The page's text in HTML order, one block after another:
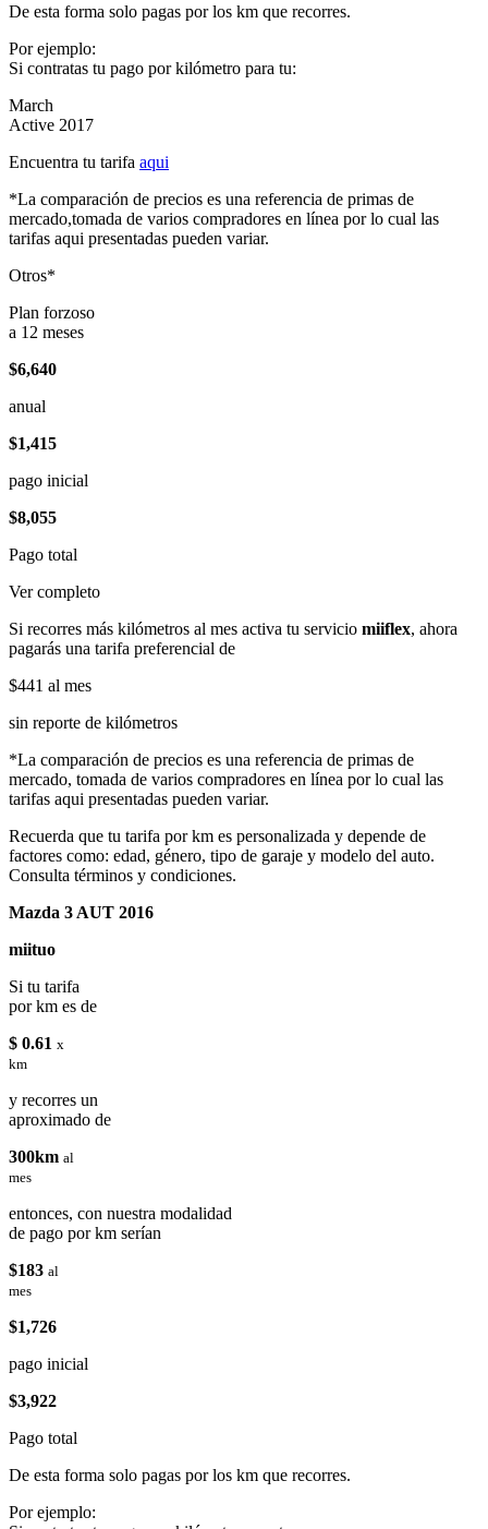
De esta forma solo pagas por los km que recorres.
Por ejemplo:
Si contratas tu pago por kilómetro para tu:
March
Active 2017
Encuentra tu tarifa aqui
*La comparación de precios es una referencia de primas de
mercado,tomada de varios compradores en línea por lo cual las
tarifas aqui presentadas pueden variar.
Otros*
Plan forzoso
a 12 meses
$6,640
anual
$1,415
pago inicial
$8,055
Pago total
Ver completo
Si recorres más kilómetros al mes activa tu servicio miiflex, ahora
pagarás una tarifa preferencial de
$441 al mes
sin reporte de kilómetros
*La comparación de precios es una referencia de primas de
mercado, tomada de varios compradores en línea por lo cual las
tarifas aqui presentadas pueden variar.
Recuerda que tu tarifa por km es personalizada y depende de
factores como: edad, género, tipo de garaje y modelo del auto.
Consulta términos y condiciones.
Mazda 3 AUT 2016
miituo
Si tu tarifa
por km es de
$ 0.61 x
km
y recorres un
aproximado de
300km al
mes
entonces, con nuestra modalidad
de pago por km serían
$183 al
mes
$1,726
pago inicial
$3,922
Pago total
De esta forma solo pagas por los km que recorres.
Por ejemplo: